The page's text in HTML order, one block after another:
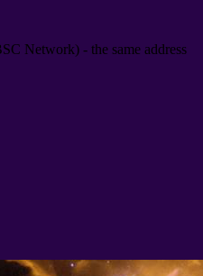
Network) - the same address